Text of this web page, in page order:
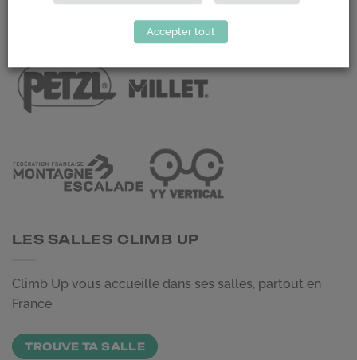
LES PARTENAIRES
LES SALLES CLIMB UP
Climb Up vous accueille dans ses salles, partout en
France
TROUVE TA SALLE
Accepter tout